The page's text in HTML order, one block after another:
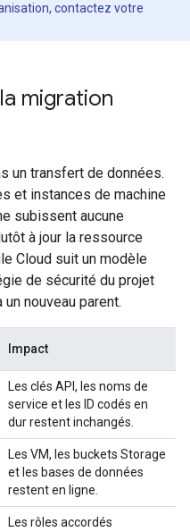
contactez votre
migration
un transfert de données.
et instances de machine
subissent aucune
à jour la ressource
Cloud suit un modèle
de sécurité du projet
nouveau parent.
Impact
Les clés API, les noms de
service et les ID codés en
dur restent inchangés.
Les VM, les buckets Storage
et les bases de données
restent en ligne.
Les rôles accordés